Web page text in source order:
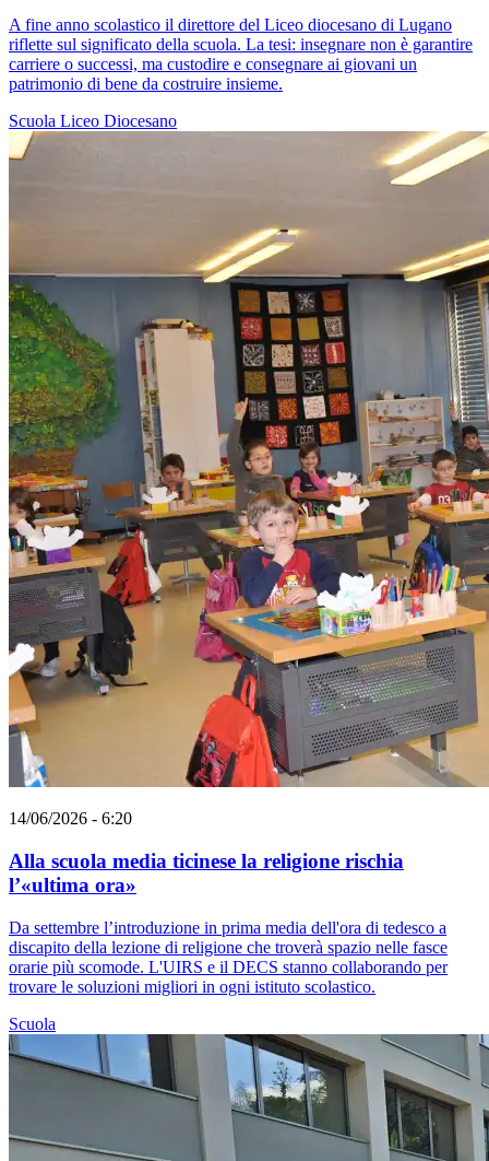
A fine anno scolastico il direttore del Liceo diocesano di Lugano
riflette sul significato della scuola. La tesi: insegnare non è garantire
carriere o successi, ma custodire e consegnare ai giovani un
patrimonio di bene da costruire insieme.
Scuola Liceo Diocesano
14/06/2026 - 6:20
Alla scuola media ticinese la religione rischia
l’«ultima ora»
Da settembre l’introduzione in prima media dell'ora di tedesco a
discapito della lezione di religione che troverà spazio nelle fasce
orarie più scomode. L'UIRS e il DECS stanno collaborando per
trovare le soluzioni migliori in ogni istituto scolastico.
Scuola